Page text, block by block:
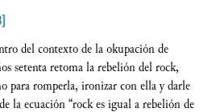
del contexto de la okupación de
setenta retoma la rebelión del rock,
para romperla, ironizar con ella y darle
la ecuación “rock es igual a rebelión de